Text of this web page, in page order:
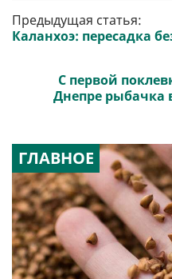
Предыдущая статья:
Каланхоэ: пересадка
С первой
Днепре
ГЛАВНОЕ